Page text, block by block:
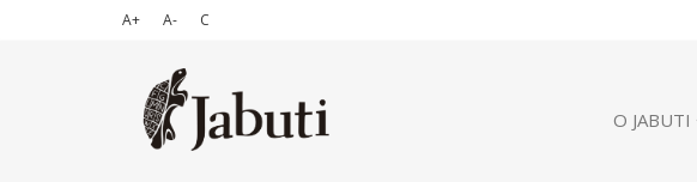
A+ A- C
O JABUTI